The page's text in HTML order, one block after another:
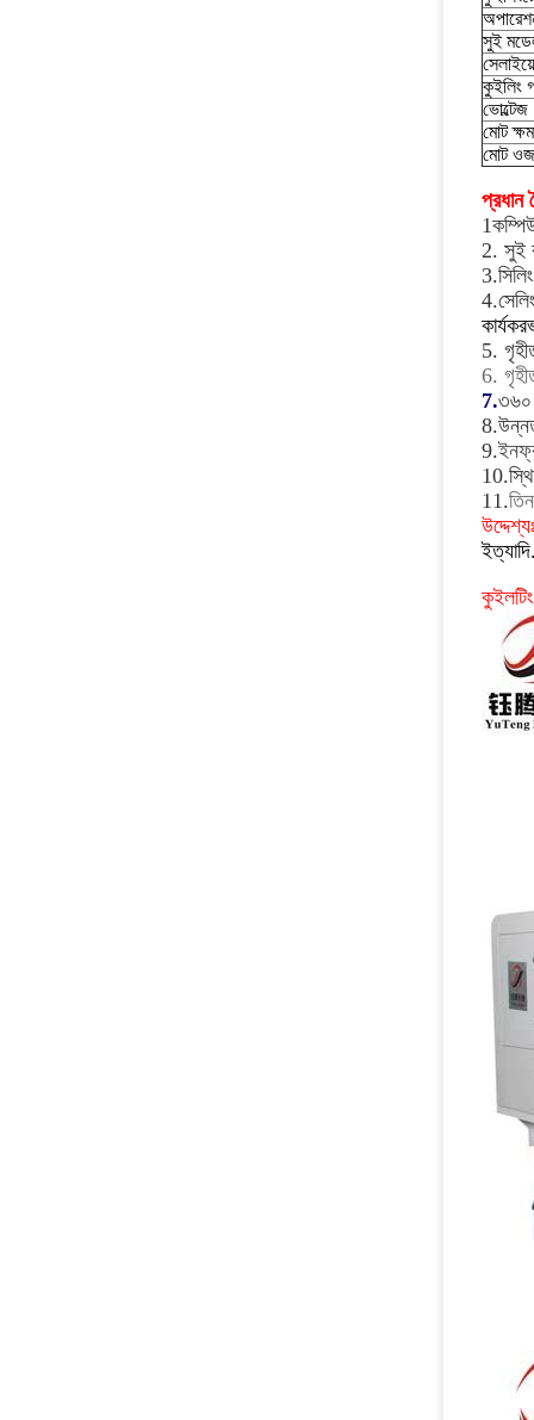
সুই
কুইলিং
ভোল্টেজ
মোট
মোট
প্রধান
2. সুই
3.
4.
5.
6.
7.৩৬০
8.
9.
10.
11.
উদ্দেশ্যঃ
ইত্যাদি.